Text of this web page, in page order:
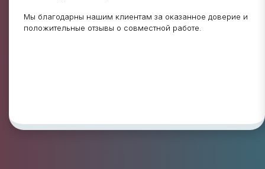
Мы благодарны нашим клиентам за оказанное доверие и
положительные отзывы о совместной работе.